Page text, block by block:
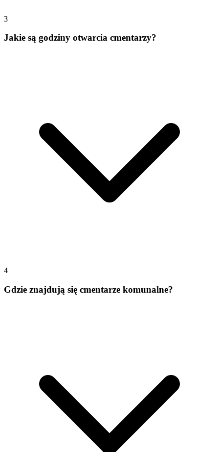
3
Jakie są godziny otwarcia cmentarzy?
4
Gdzie znajdują się cmentarze komunalne?